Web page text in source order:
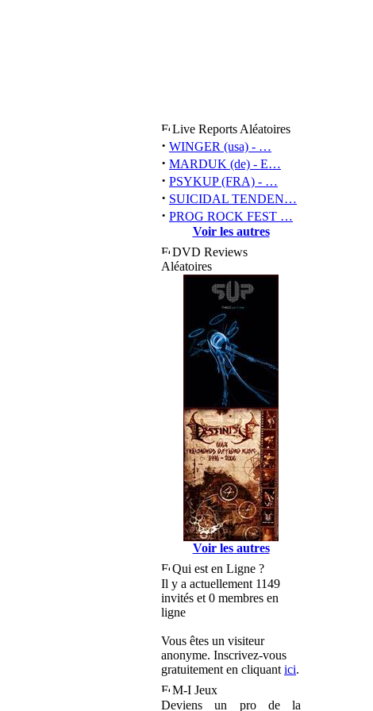
Live Reports Aléatoires
· WINGER (usa) - …
· MARDUK (de) - E…
· PSYKUP (FRA) - …
· SUICIDAL TENDEN…
· PROG ROCK FEST …
Voir les autres
DVD Reviews
Aléatoires
Voir les autres
Qui est en Ligne ?
Il y a actuellement 1149
invités et 0 membres en
ligne
Vous êtes un visiteur
anonyme. Inscrivez-vous
gratuitement en cliquant ici.
M-I Jeux
Deviens un pro de la